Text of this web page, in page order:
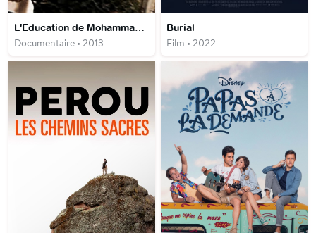
L'Education de Mohammad Hussein
Documentaire • 2013
Burial
Film • 2022